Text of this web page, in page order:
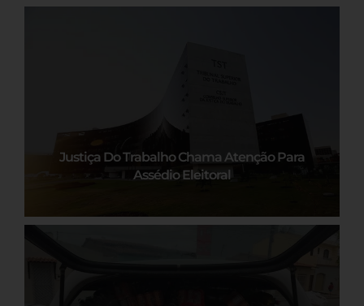
Justiça Do Trabalho Chama Atenção Para
Assédio Eleitoral